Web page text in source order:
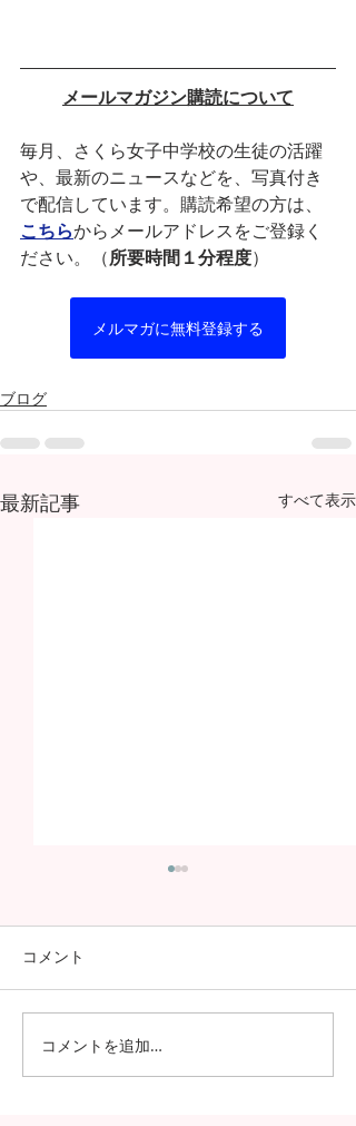
メールマガジン購読について
毎月、さくら女子中学校の生徒の活躍
や、最新のニュースなどを、写真付き
で配信しています。購読希望の方は、
こちらからメールアドレスをご登録く
ださい。（所要時間１分程度）
メルマガに無料登録する
ブログ
最新記事 すべて表示
日本の7月の風物詩！七夕
の授業を実施しました
コメント
コメントを追加…